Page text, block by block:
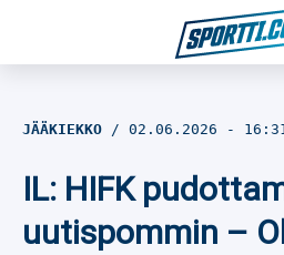
Jalkapallo
JÄÄKIEKKO 02.06.2026 -
IL: HIFK
uutispommin –